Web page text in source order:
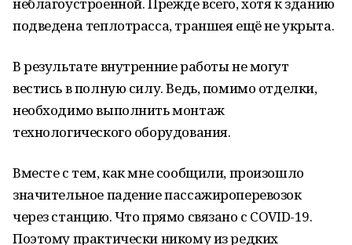
подведена теплотрасса, траншея ещё не укрыта.
В результате внутренние работы не могут
вестись в полную силу. Ведь, помимо отделки,
необходимо выполнить монтаж
технологического оборудования.
Вместе с тем, как мне сообщили, произошло
значительное падение пассажироперевозок
через станцию. Что прямо связано с COVID-19.
Поэтому практически никому из редких